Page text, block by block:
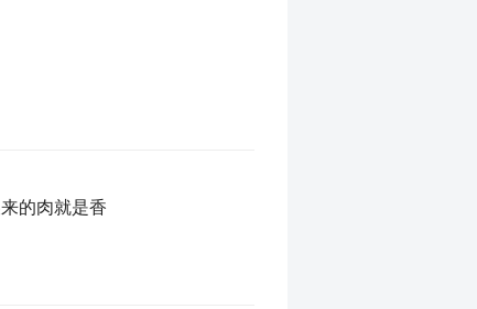
的肉就是香